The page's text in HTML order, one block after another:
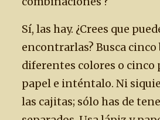
Sí, las hay. ¿Crees que
encontrarlas? Busca cinco
diferentes colores o cinco
papel e inténtalo. Ni
las cajitas; sólo has de